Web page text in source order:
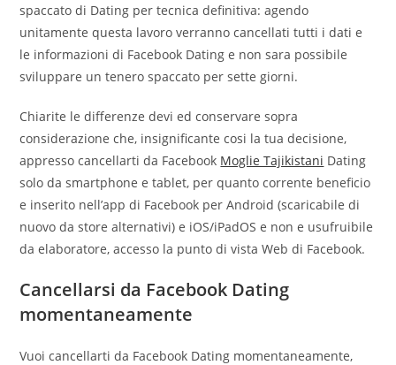
spaccato di Dating per tecnica definitiva: agendo
unitamente questa lavoro verranno cancellati tutti i dati e
le informazioni di Facebook Dating e non sara possibile
sviluppare un tenero spaccato per sette giorni.
Chiarite le differenze devi ed conservare sopra
considerazione che, insignificante cosi la tua decisione,
appresso cancellarti da Facebook Moglie Tajikistani Dating
solo da smartphone e tablet, per quanto corrente beneficio
e inserito nell’app di Facebook per Android (scaricabile di
nuovo da store alternativi) e iOS/iPadOS e non e usufruibile
da elaboratore, accesso la punto di vista Web di Facebook.
Cancellarsi da Facebook Dating
momentaneamente
Vuoi cancellarti da Facebook Dating momentaneamente,